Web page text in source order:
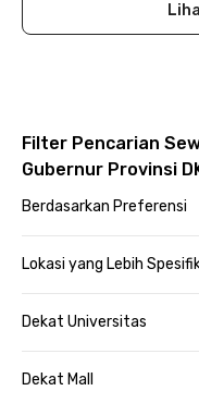
Filter Pencarian
Gubernur Provinsi
Berdasarkan Preferensi
Lokasi yang Lebih
Dekat Universitas
Dekat Mall